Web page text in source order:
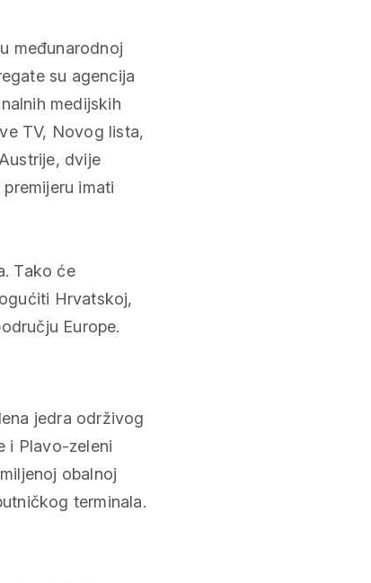
međunarodnoj
su agencija
medijskih
TV, Novog lista,
dvije
imati
Tako će
Hrvatskoj,
Europe.
jedra održivog
i Plavo-zeleni
obalnoj
terminala.